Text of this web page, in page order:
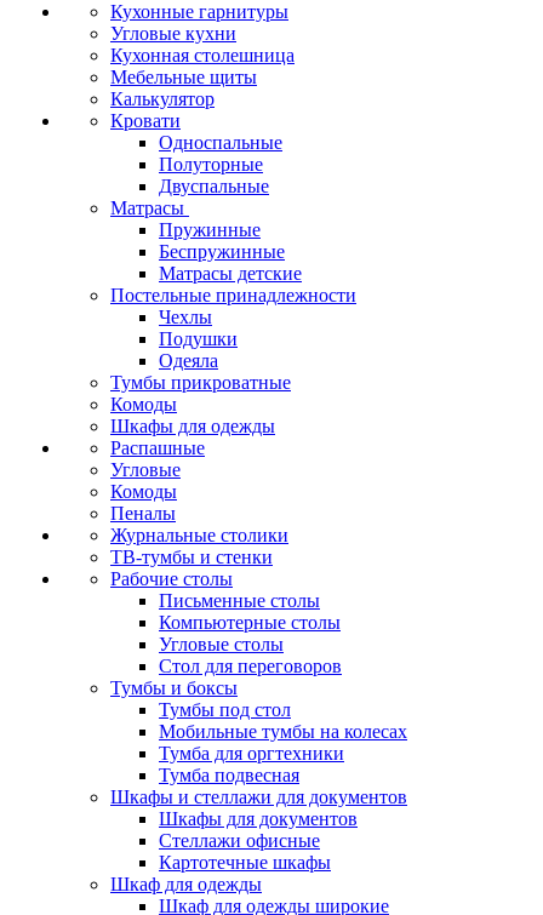
Кухонные гарнитуры
Угловые кухни
Кухонная столешница
Мебельные щиты
Калькулятор
Кровати
Односпальные
Полуторные
Двуспальные
Матрасы
Пружинные
Беспружинные
Матрасы детские
Постельные принадлежности
Чехлы
Подушки
Одеяла
Тумбы прикроватные
Комоды
Шкафы для одежды
Распашные
Угловые
Комоды
Пеналы
Журнальные столики
ТВ‑тумбы и стенки
Рабочие столы
Письменные столы
Компьютерные столы
Угловые столы
Стол для переговоров
Тумбы и боксы
Тумбы под стол
Мобильные тумбы на колесах
Тумба для оргтехники
Тумба подвесная
Шкафы и стеллажи для документов
Шкафы для документов
Стеллажи офисные
Картотечные шкафы
Шкаф для одежды
Шкаф для одежды широкие